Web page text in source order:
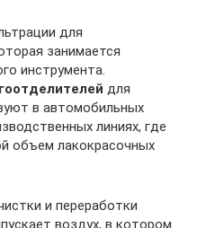
для
занимается
инструмента.
для
в автомобильных
линиях, где
объем лакокрасочных
и переработки
воздух, в котором